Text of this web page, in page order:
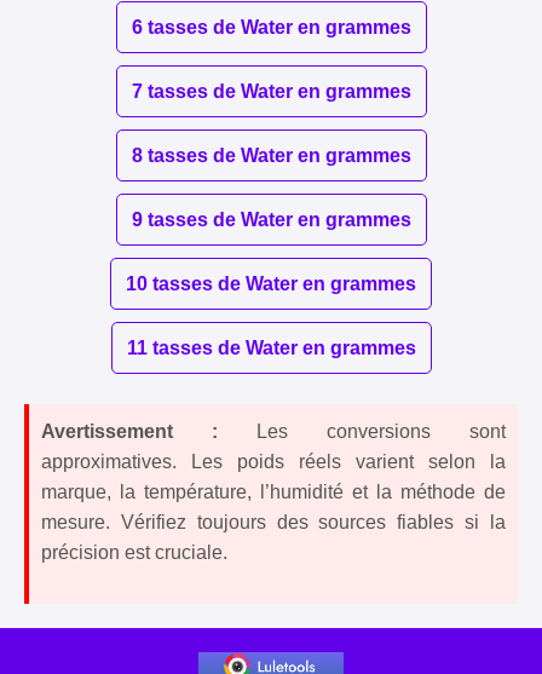
6 tasses de Water en grammes
7 tasses de Water en grammes
8 tasses de Water en grammes
9 tasses de Water en grammes
10 tasses de Water en grammes
11 tasses de Water en grammes
Avertissement : Les conversions sont
approximatives. Les poids réels varient selon la
marque, la température, l’humidité et la méthode de
mesure. Vérifiez toujours des sources fiables si la
précision est cruciale.